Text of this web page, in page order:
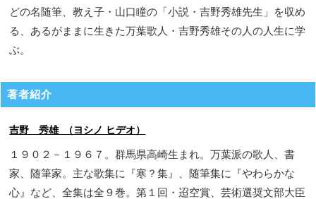
どの名随筆、教え子・山口瞳の「小説・吉野秀雄先生」を収め
る、あるがままに生きた万葉歌人・吉野秀雄その人の人生に学
ぶ。
著者紹介
吉野 秀雄 （ヨシノ ヒデオ）
１９０２－１９６７。群馬県高崎生まれ。万葉派の歌人、書
家、随筆家。主な歌集に『寒？集』、随筆集に『やわらかな
心』など、全集は全９巻。第１回・迢空賞、芸術選奨文部大臣